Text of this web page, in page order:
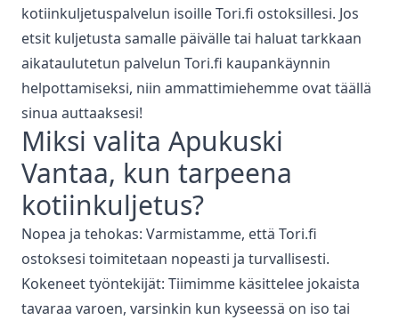
kotiinkuljetuspalvelun isoille Tori.fi ostoksillesi. Jos
etsit kuljetusta samalle päivälle tai haluat tarkkaan
aikataulutetun palvelun Tori.fi kaupankäynnin
helpottamiseksi, niin ammattimiehemme ovat täällä
sinua auttaaksesi!
Miksi valita Apukuski
Vantaa, kun tarpeena
kotiinkuljetus?
Nopea ja tehokas: Varmistamme, että Tori.fi
ostoksesi toimitetaan nopeasti ja turvallisesti.
Kokeneet työntekijät: Tiimimme käsittelee jokaista
tavaraa varoen, varsinkin kun kyseessä on iso tai